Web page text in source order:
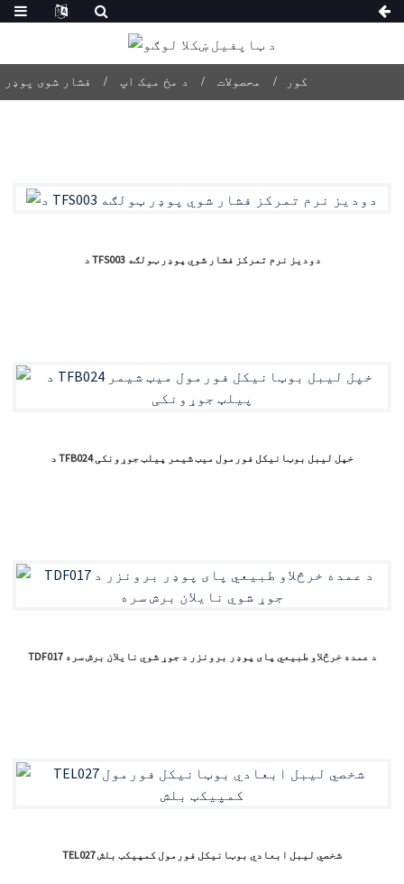
کور محصولات د مخ میک اپ فشار شوی پوډر
د TFS003 دودیز نرم تمرکز فشار شوي پوډر ټولګه
د TFB024 خپل لیبل بوټانیکل فورمول میټ شیمر پیلټ جوړونکی
TDF017 د عمده خرڅلاو طبیعي پای پوډر برونزر د جوړ شوي نایلان برش سره
TEL027 شخصي لیبل ابعادي بوټانیکل فورمول کمپیکټ بلش